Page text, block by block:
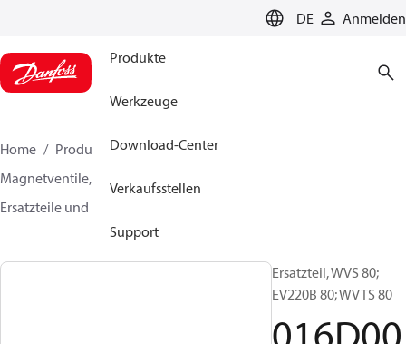
DE Anmelden
Produkte
Werkzeuge
Download-Center
Verkaufsstellen
Support
Home Produkte
Lösung für Wärmetechnik
Magnetventile, Fluid Controls
Ersatzteile und Zubehör für Ventile
Ersatzteil, WVS 80;
EV220B 80; WVTS 80